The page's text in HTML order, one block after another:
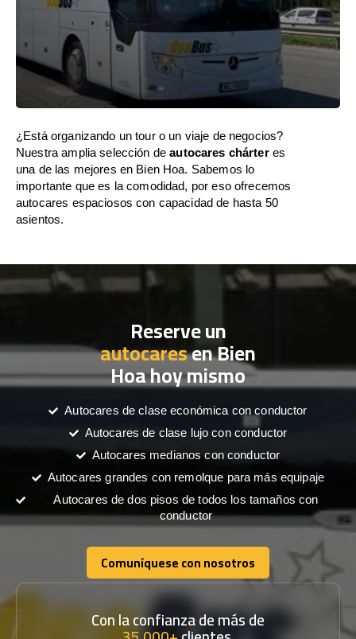
¿Está organizando un tour o un viaje de negocios?
Nuestra amplia selección deautocares chárteres
una de las mejores en Bien Hoa. Sabemos lo
importante que es la comodidad, por eso ofrecemos
autocares espaciosos con capacidad de hasta 50
asientos.
Reserve un
autocaresen Bien
Hoa hoy mismo
Autocares de clase económica con conductor
Autocares de clase lujo con conductor
Autocares medianos con conductor
Autocares grandes con remolque para más equipaje
Autocares de dos pisos de todos los tamaños con
conductor
Comuníquese con nosotros
Comuníquese con nosotros
Con la confianza de más de